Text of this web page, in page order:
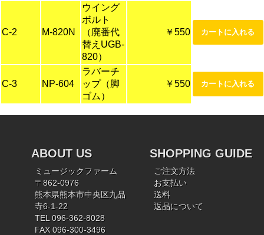
C-2 M-820N
ウイング
ボルト
（廃番代
替えUGB-
820）
￥550
C-3 NP-604
ラバーチ
ップ（脚
ゴム）
￥550
ABOUT US
ミュージックファーム
〒862-0976
熊本県熊本市中央区九品
寺6-1-22
TEL 096-362-8028
FAX 096-300-3496
SHOPPING GUIDE
ご注文方法
お支払い
送料
返品について